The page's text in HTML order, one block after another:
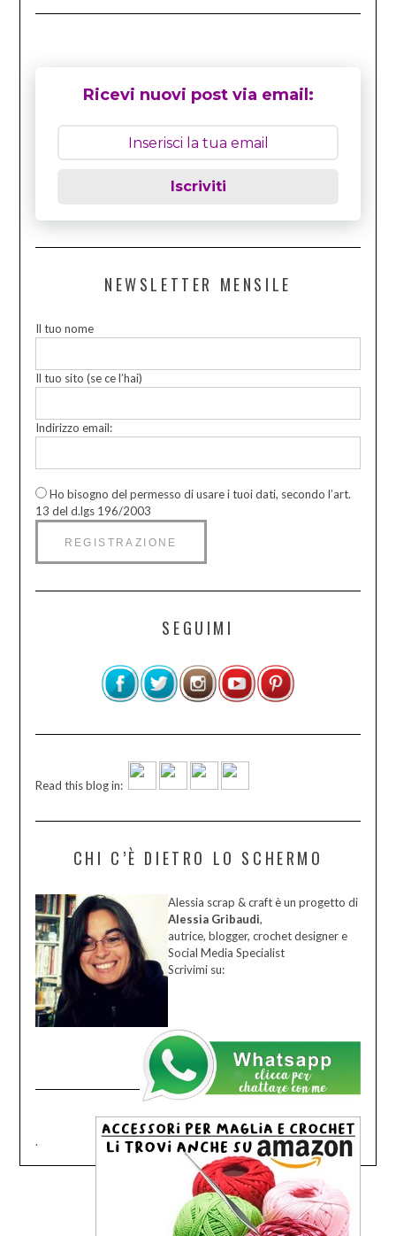
Ricevi nuovi post via email:
Iscriviti
NEWSLETTER MENSILE
Il tuo nome
Il tuo sito (se ce l’hai)
Indirizzo email:
Ho bisogno del permesso di usare i tuoi dati, secondo l’art.
13 del d.lgs 196/2003
SEGUIMI
Read this blog in:
CHI C’È DIETRO LO SCHERMO
Alessia scrap & craft è un progetto di
Alessia Gribaudi,
autrice, blogger, crochet designer e
Social Media Specialist
Scrivimi su:
.